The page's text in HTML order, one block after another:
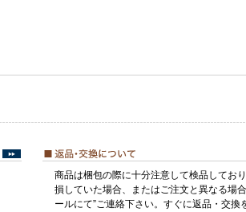
商品は梱包の際に十分注意して検品してお
損していた場合、またはご注文と異なる場
ールにて”ご連絡下さい。すぐに返品・交